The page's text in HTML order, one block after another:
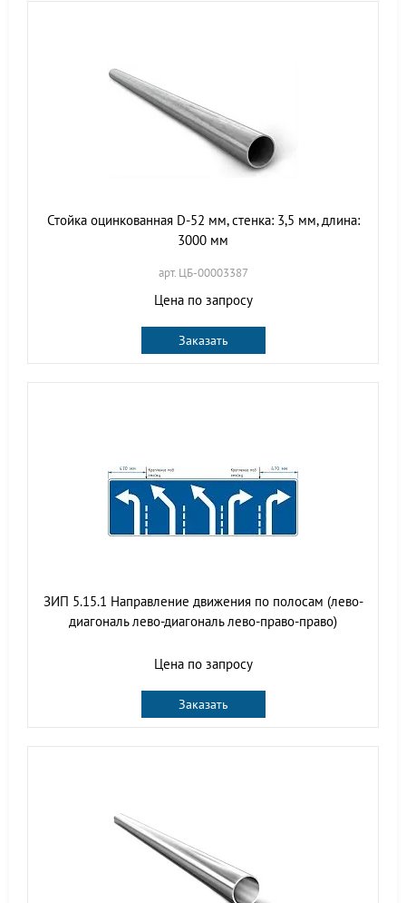
Стойка оцинкованная D-52 мм, стенка: 3,5 мм, длина:
3000 мм
арт. ЦБ-00003387
Цена по запросу
Заказать
ЗИП 5.15.1 Направление движения по полосам (лево-
диагональ лево-диагональ лево-право-право)
Цена по запросу
Заказать